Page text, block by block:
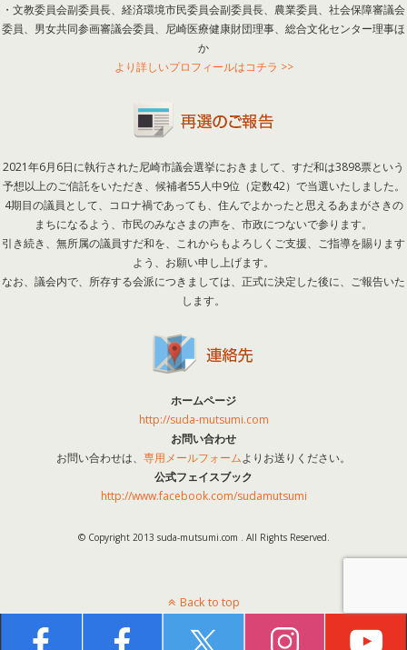
・文教委員会副委員長、経済環境市民委員会副委員長、農業委員、社会保障審議会
委員、男女共同参画審議会委員、尼崎医療健康財団理事、総合文化センター理事ほ
か
より詳しいプロフィールはコチラ >>
2021年6月6日に執行された尼崎市議会選挙におきまして、すだ和は3898票という
予想以上のご信託をいただき、候補者55人中9位（定数42）で当選いたしました。
4期目の議員として、コロナ禍であっても、住んでよかったと思えるあまがさきの
まちになるよう、市民のみなさまの声を、市政につないで参ります。
引き続き、無所属の議員すだ和を、これからもよろしくご支援、ご指導を賜ります
よう、お願い申し上げます。
なお、議会内で、所存する会派につきましては、正式に決定した後に、ご報告いた
します。
ホームページ
http://suda-mutsumi.com
お問い合わせ
お問い合わせは、 専用メールフォームよりお送りください。
公式フェイスブック
http://www.facebook.com/sudamutsumi
© Copyright 2013 suda-mutsumi.com . All Rights Reserved.
Back to top